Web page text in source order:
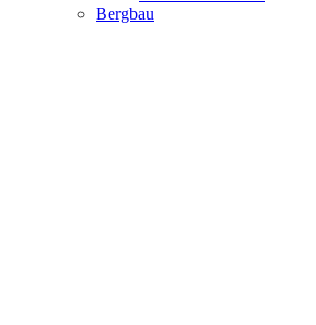
Bergbau